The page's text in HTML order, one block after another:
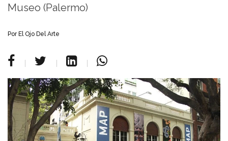
Museo (Palermo)
Por El Ojo Del Arte